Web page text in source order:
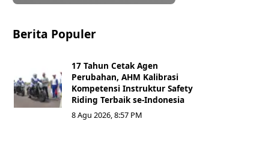
Berita Populer
17 Tahun Cetak Agen
Perubahan, AHM Kalibrasi
Kompetensi Instruktur Safety
Riding Terbaik se-Indonesia
8 Agu 2026, 8:57 PM